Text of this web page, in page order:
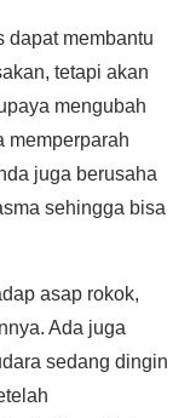
dapat membantu
tetapi akan
mengubah
memperparah
juga berusaha
sehingga bisa
asap rokok,
Ada juga
sedang dingin